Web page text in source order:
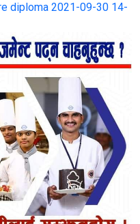
diploma 2021-09-30 14-